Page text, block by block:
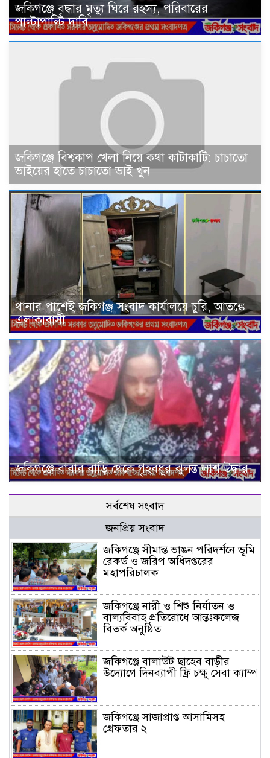
জকিগঞ্জে বৃদ্ধার মৃত্যু ঘিরে রহস্য, পরিবারের
পাল্টাপাল্টি দাবি
জকিগঞ্জে বিশ্বকাপ খেলা নিয়ে কথা কাটাকাটি: চাচাতো
ভাইয়ের হাতে চাচাতো ভাই খুন
থানার পাশেই জকিগঞ্জ সংবাদ কার্যালয়ে চুরি, আতঙ্কে
এলাকাবাসী
জকিগঞ্জে বাবার বাড়ি থেকে গৃহবধূর ঝুলন্ত লাশ উদ্ধার
সর্বশেষ সংবাদ
জনপ্রিয় সংবাদ
জকিগঞ্জে সীমান্ত ভাঙন পরিদর্শনে ভূমি
রেকর্ড ও জরিপ অধিদপ্তরের
মহাপরিচালক
জকিগঞ্জে নারী ও শিশু নির্যাতন ও
বাল্যবিবাহ প্রতিরোধে আন্তঃকলেজ
বিতর্ক অনুষ্ঠিত
জকিগঞ্জে বালাউট ছাহেব বাড়ীর
উদ্যোগে দিনব্যাপী ফ্রি চক্ষু সেবা ক্যাম্প
জকিগঞ্জে সাজাপ্রাপ্ত আসামিসহ
গ্রেফতার ২